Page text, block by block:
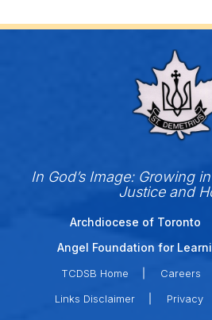
In God’s Image: Growing
Justice and
Archdiocese of Toronto
Angel Foundation for
TCDSB Home Careers
Links Disclaimer
Privacy